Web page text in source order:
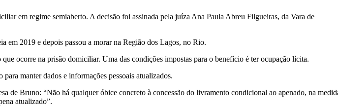
em regime semiaberto. A decisão foi assinada pela juíza Ana Paula Abreu Filgueiras, da Vara de
em 2019 e depois passou a morar na Região dos Lagos, no Rio.
ocorre na prisão domiciliar. Uma das condições impostas para o benefício é ter ocupação lícita.
manter dados e informações pessoais atualizados.
de Bruno: “Não há qualquer óbice concreto à concessão do livramento condicional ao apenado, na
atualizado”.